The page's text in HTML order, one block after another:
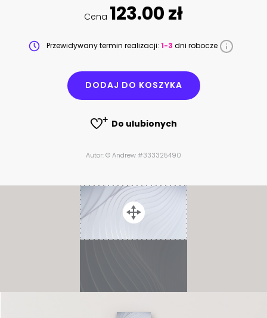
Cena 123.00 zł
Przewidywany termin realizacji: 1-3 dni robocze
DODAJ DO KOSZYKA
Do ulubionych
Autor: © Andrew #333325490